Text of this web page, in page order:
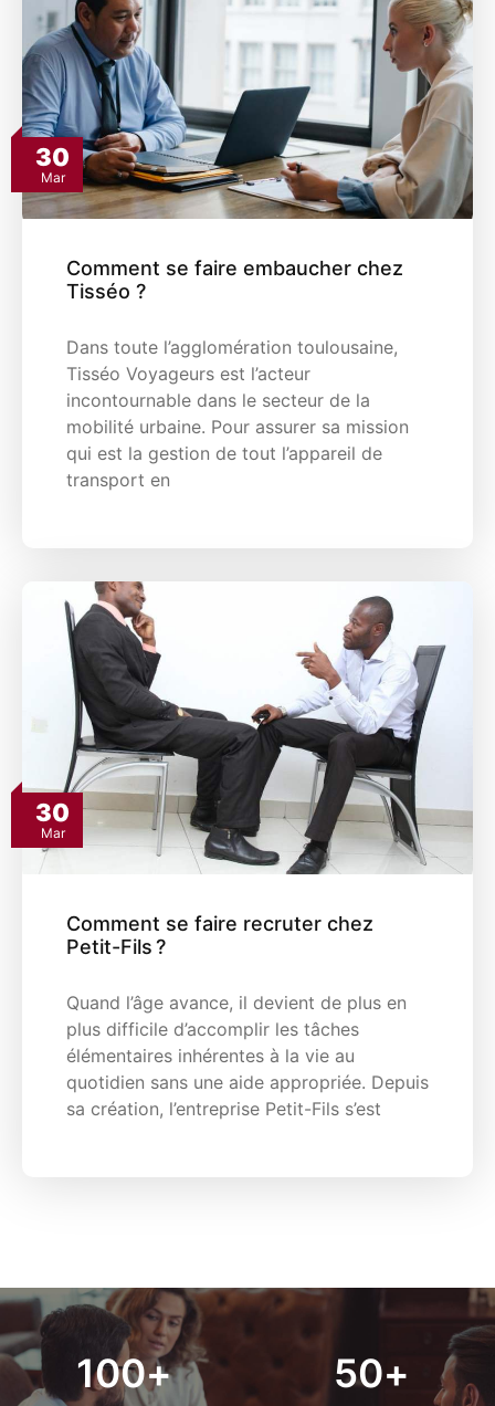
30
Mar
Comment se faire embaucher chez
Tisséo ?
Dans toute l’agglomération toulousaine,
Tisséo Voyageurs est l’acteur
incontournable dans le secteur de la
mobilité urbaine. Pour assurer sa mission
qui est la gestion de tout l’appareil de
transport en
30
Mar
Comment se faire recruter chez
Petit-Fils ?
Quand l’âge avance, il devient de plus en
plus difficile d’accomplir les tâches
élémentaires inhérentes à la vie au
quotidien sans une aide appropriée. Depuis
sa création, l’entreprise Petit-Fils s’est
100+ 50+